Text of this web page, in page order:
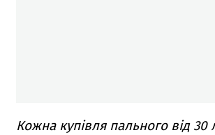
Кожна купівля пального від 30